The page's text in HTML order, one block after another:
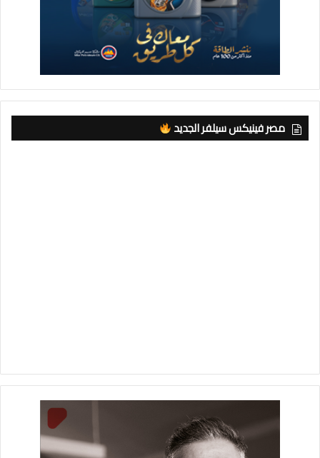
مصر فينيكس سيلفر الجديد